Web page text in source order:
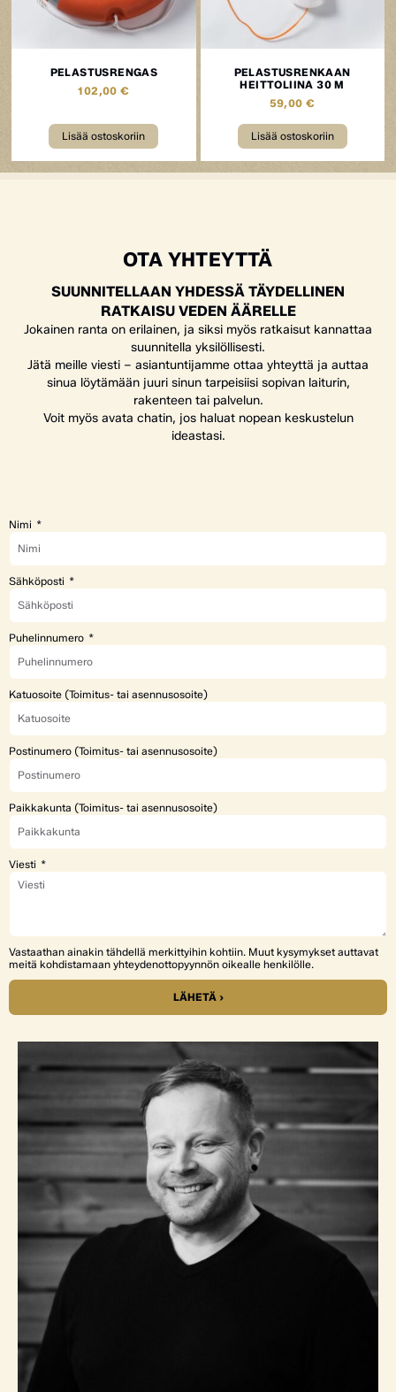
PELASTUSRENGAS
102,00€
Lisää ostoskoriin
PELASTUSRENKAAN
HEITTOLIINA 30 M
59,00€
Lisää ostoskoriin
OTA YHTEYTTÄ
SUUNNITELLAAN YHDESSÄ TÄYDELLINEN
RATKAISU VEDEN ÄÄRELLE
Jokainen ranta on erilainen, ja siksi myös ratkaisut kannattaa
suunnitella yksilöllisesti.
Jätä meille viesti – asiantuntijamme ottaa yhteyttä ja auttaa
sinua löytämään juuri sinun tarpeisiisi sopivan laiturin,
rakenteen tai palvelun.
Voit myös avata chatin, jos haluat nopean keskustelun
ideastasi.
Nimi
Sähköposti
Puhelinnumero
Katuosoite (Toimitus- tai asennusosoite)
Postinumero (Toimitus- tai asennusosoite)
Paikkakunta (Toimitus- tai asennusosoite)
Viesti
Vastaathan ainakin tähdellä merkittyihin kohtiin. Muut kysymykset auttavat
meitä kohdistamaan yhteydenottopyynnön oikealle henkilölle.
LÄHETÄ ›